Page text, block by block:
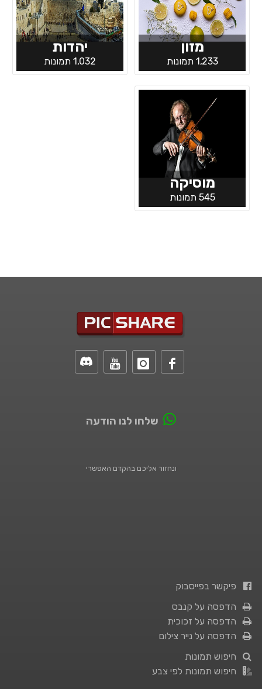
מזון
1,233 תמונות
יהדות
1,032 תמונות
מוסיקה
545 תמונות
שלחו לנו הודעה
ונחזור אליכם בהקדם האפשרי
פיקשר בפייסבוק
הדפסה על קנבס
הדפסה על זכוכית
הדפסה על נייר צילום
חיפוש תמונות
חיפוש תמונות לפי צבע